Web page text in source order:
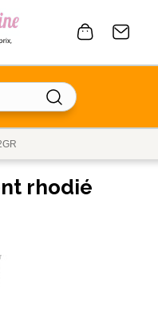
rhodié